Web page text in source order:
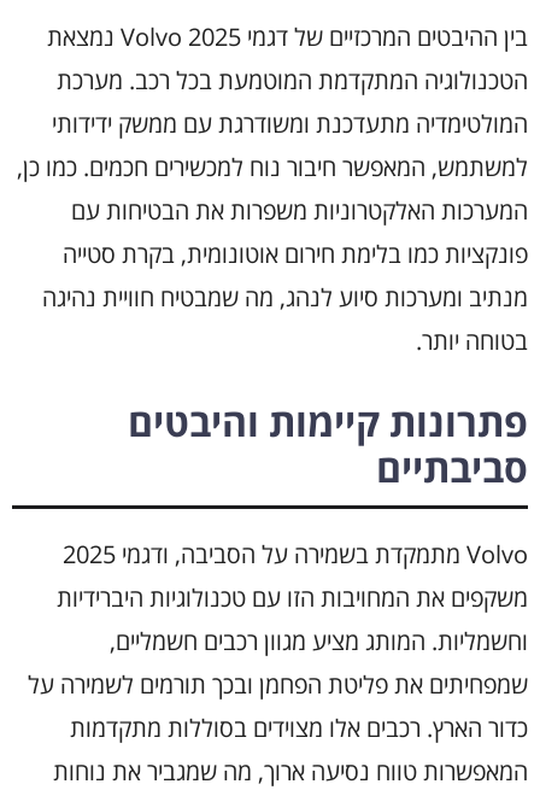
בין ההיבטים המרכזיים של דגמי Volvo 2025 נמצאת
הטכנולוגיה המתקדמת המוטמעת בכל רכב. מערכת
המולטימדיה מתעדכנת ומשודרגת עם ממשק ידידותי
למשתמש, המאפשר חיבור נוח למכשירים חכמים. כמו כן,
המערכות האלקטרוניות משפרות את הבטיחות עם
פונקציות כמו בלימת חירום אוטונומית, בקרת סטייה
מנתיב ומערכות סיוע לנהג, מה שמבטיח חוויית נהיגה
בטוחה יותר.
פתרונות קיימות והיבטים
סביבתיים
Volvo מתמקדת בשמירה על הסביבה, ודגמי 2025
משקפים את המחויבות הזו עם טכנולוגיות היברידיות
וחשמליות. המותג מציע מגוון רכבים חשמליים,
שמפחיתים את פליטת הפחמן ובכך תורמים לשמירה על
כדור הארץ. רכבים אלו מצוידים בסוללות מתקדמות
המאפשרות טווח נסיעה ארוך, מה שמגביר את נוחות